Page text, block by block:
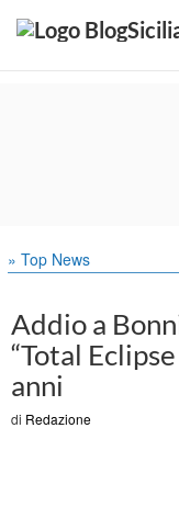
» Top News
Addio a
“Total
anni
di Redazione